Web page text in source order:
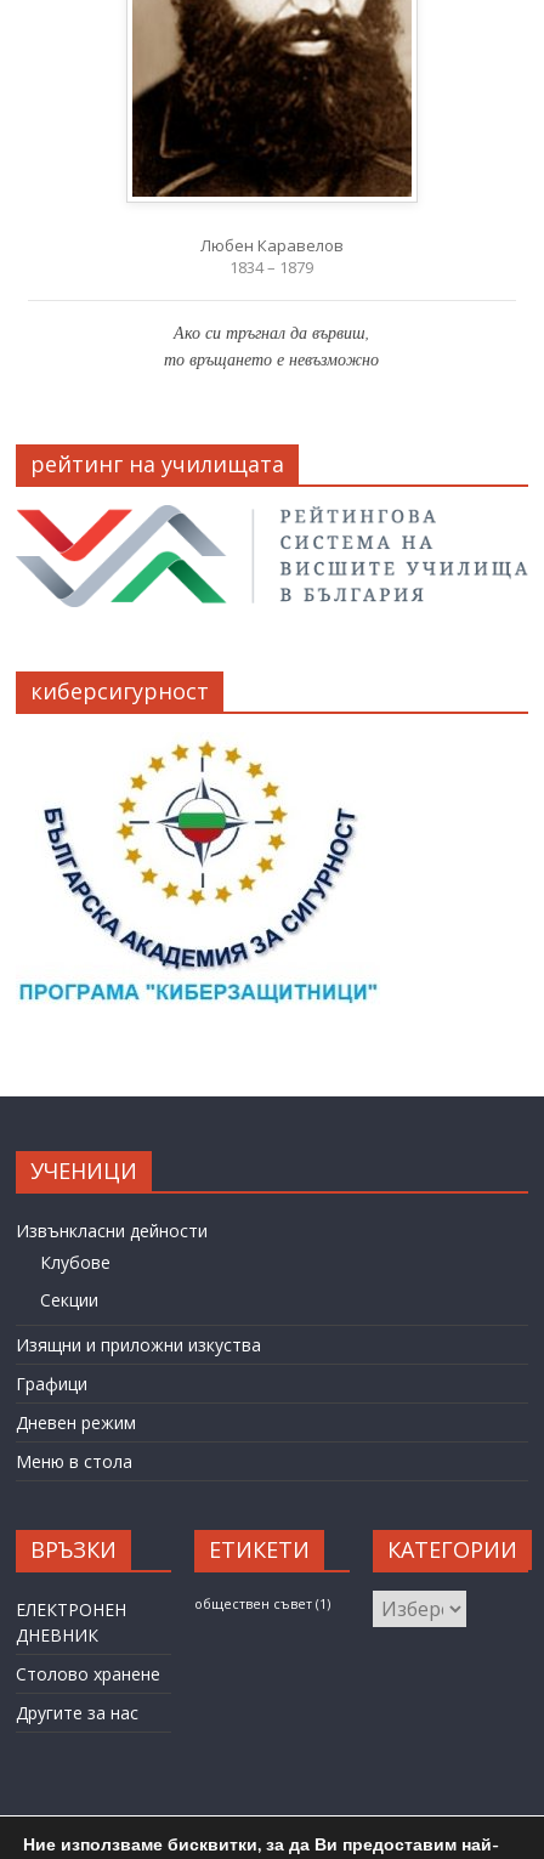
Любен Каравелов
1834 – 1879
Ако си тръгнал да вървиш,
то връщането е невъзможно
рейтинг на училищата
киберсигурност
УЧЕНИЦИ
Извънкласни дейности
Клубове
Секции
Изящни и приложни изкуства
Графици
Дневен режим
Меню в стола
ВРЪЗКИ
ЕЛЕКТРОНЕН
ДНЕВНИК
Столово хранене
Другите за нас
ЕТИКЕТИ
обществен съвет (1)
КАТЕГОРИИ
КАТЕГОРИИ
Ние използваме бисквитки, за да Ви предоставим най-